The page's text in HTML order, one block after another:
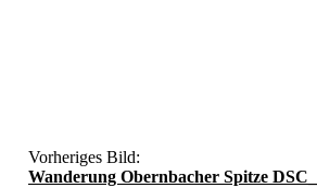
Vorheriges Bild:
Wanderung Obernbacher Spitze